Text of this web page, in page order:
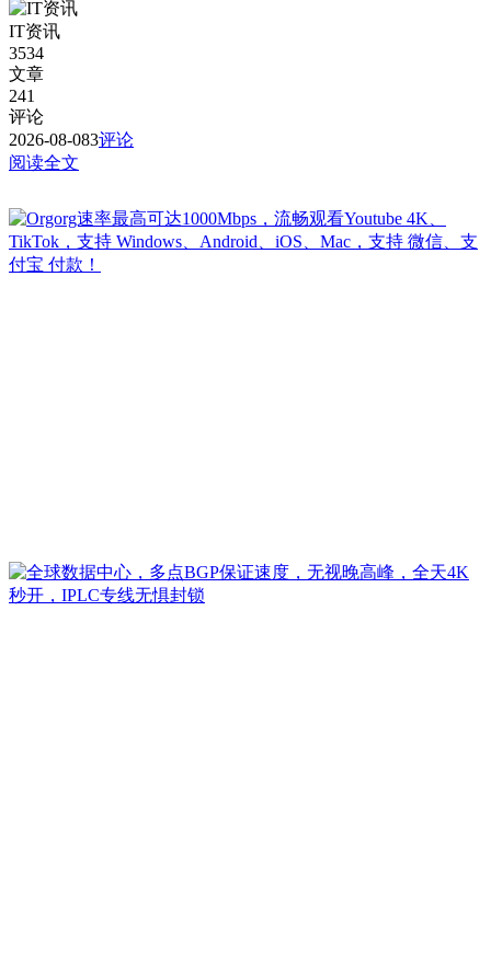
IT资讯
3534
文章
241
评论
2026-08-083评论
阅读全文